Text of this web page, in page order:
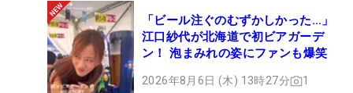
「ビール注ぐのむずかしかった…」
江口紗代が北海道で初ビアガーデ
ン！ 泡まみれの姿にファンも爆笑
2026年8月6日 (木) 13時27分 1